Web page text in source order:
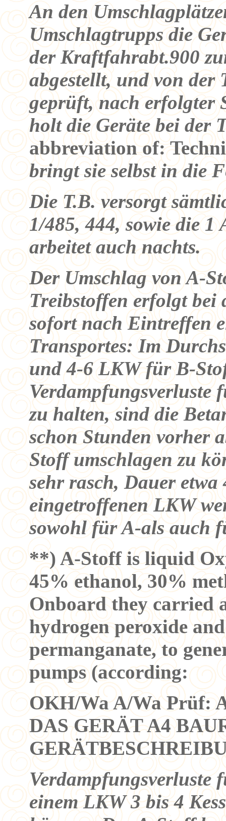
An den
Umschlagtrupps die
der Kraftfahrabt.900
abgestellt, und von
geprüft, nach erfolgter
holt die Geräte bei der
abbreviation of:
bringt sie selbst in die
Die T.B. versorgt
1/485, 444, sowie die 1
arbeitet auch nachts.
Der Umschlag von A-
Treibstoffen erfolgt bei
sofort nach Eintreffen
Transportes: Im
und 4-6 LKW für B-
zu halten, sind die
schon Stunden vorher
Stoff umschlagen zu
sehr rasch, Dauer
eingetroffenen LKW
sowohl für A-als auch
**) A-Stoff is liquid
45% ethanol, 30%
Onboard they carried
hydrogen peroxide
permanganate, to
pumps (according:
OKH/Wa A/Wa Prüf:
DAS GERÄT A4
Verdampfungsverluste
einem LKW 3 bis 4